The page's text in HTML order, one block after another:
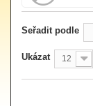
Seřadit podle
Ukázat 12